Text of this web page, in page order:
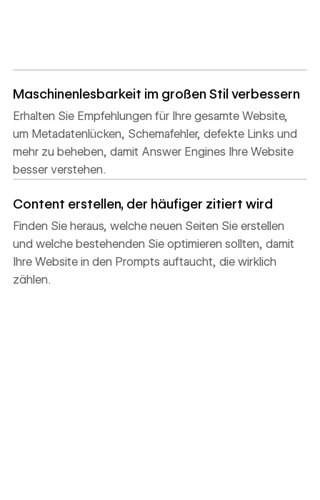
Maschinenlesbarkeit im großen Stil verbessern
Erhalten Sie Empfehlungen für Ihre gesamte Website,
um Metadatenlücken, Schemafehler, defekte Links und
mehr zu beheben, damit Answer Engines Ihre Website
besser verstehen.
Content erstellen, der häufiger zitiert wird
Finden Sie heraus, welche neuen Seiten Sie erstellen
und welche bestehenden Sie optimieren sollten, damit
Ihre Website in den Prompts auftaucht, die wirklich
zählen.